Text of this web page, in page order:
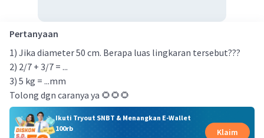
Pertanyaan
1) Jika diameter 50 cm. Berapa luas lingkaran tersebut???
2) 2/7 + 3/7 = ...
3) 5 kg = ...mm
Tolong dgn caranya ya 🌻🌻🌻
Ikuti Tryout SNBT & Menangkan E-Wallet
100rb
Klaim